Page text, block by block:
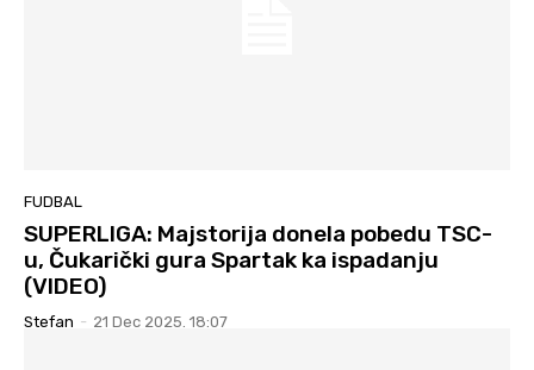
FUDBAL
SUPERLIGA: Majstorija donela pobedu TSC-
u, Čukarički gura Spartak ka ispadanju
(VIDEO)
Stefan - 21 Dec 2025. 18:07